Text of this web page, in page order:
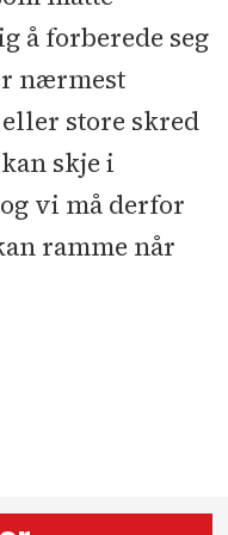
å forberede seg
nærmest
store skred
skje i
vi må derfor
ramme når